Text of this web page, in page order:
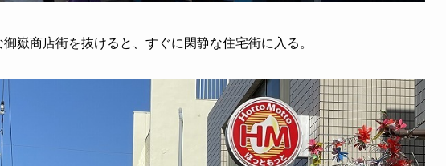
嶽商店街を抜けると、すぐに閑静な住宅街に入る。